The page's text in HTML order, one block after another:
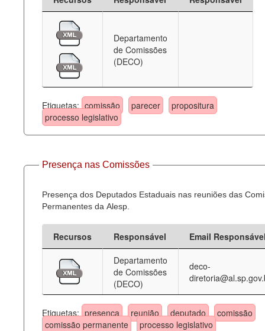
Departamento
de Comissões
(DECO)
Etiquetas: comissão parecer
propositura
processo legislativo
Presença nas Comissões
Presença dos Deputados Estaduais nas reuniões das
Permanentes da Alesp.
Recursos Responsável
Email
Departamento
de Comissões
(DECO)
deco-
Etiquetas: presença reunião deputado
comissão
comissão permanente
processo legislativo